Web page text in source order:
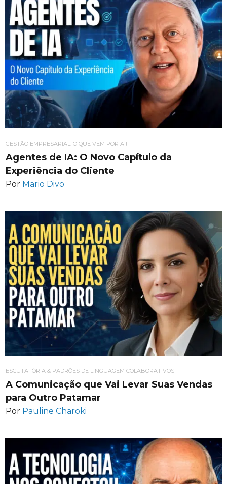
GESTÃO EMPRESARIAL: O QUE VEM POR AÍ!
Agentes de IA: O Novo Capítulo da
Experiência do Cliente
Por Mario Divo
ESCUTATÓRIA & PADRÕES DE LINGUAGEM COLABORATIVOS
A Comunicação que Vai Levar Suas Vendas
para Outro Patamar
Por Pauline Charoki